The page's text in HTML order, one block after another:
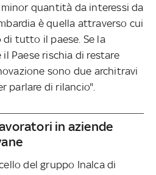
quantità da interessi da
è quella attraverso cui
di tutto il paese. Se la
Paese rischia di restare
sono due architravi
parlare di rilancio".
in aziende
del gruppo Inalca di